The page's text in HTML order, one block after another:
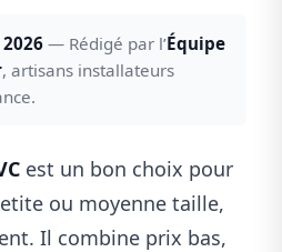
— Rédigé par l’Équipe
, artisans installateurs
est un bon choix pour
ou moyenne taille,
Il combine prix bas,